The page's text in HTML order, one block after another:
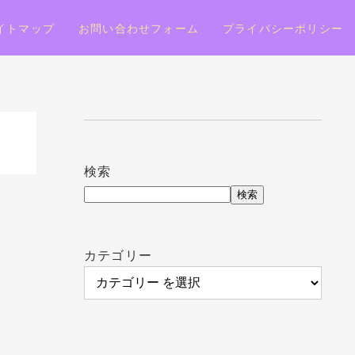
トマップ お問い合わせフォーム プライバシーポリシー
検索
検索
カテゴリー